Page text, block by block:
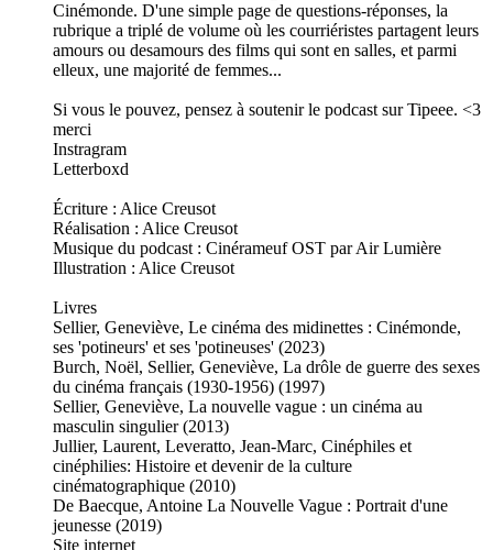
Cinémonde. D'une simple page de questions-réponses, la
rubrique a triplé de volume où les courriéristes partagent leurs
amours ou desamours des films qui sont en salles, et parmi
elleux, une majorité de femmes...
Si vous le pouvez, pensez à soutenir le podcast sur Tipeee. <3
merci
Instragram
Letterboxd
Écriture : Alice Creusot
Réalisation : Alice Creusot
Musique du podcast : Cinérameuf OST par Air Lumière
Illustration : Alice Creusot
Livres
Sellier, Geneviève, Le cinéma des midinettes : Cinémonde,
ses 'potineurs' et ses 'potineuses' (2023)
Burch, Noël, Sellier, Geneviève, La drôle de guerre des sexes
du cinéma français (1930-1956) (1997)
Sellier, Geneviève, La nouvelle vague : un cinéma au
masculin singulier (2013)
Jullier, Laurent, Leveratto, Jean-Marc, Cinéphiles et
cinéphilies: Histoire et devenir de la culture
cinématographique (2010)
De Baecque, Antoine La Nouvelle Vague : Portrait d'une
jeunesse (2019)
Site internet